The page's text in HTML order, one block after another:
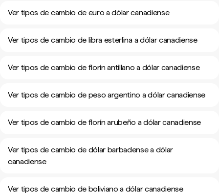
Ver tipos de cambio de euro a dólar canadiense
Ver tipos de cambio de libra esterlina a dólar canadiense
Ver tipos de cambio de florín antillano a dólar canadiense
Ver tipos de cambio de peso argentino a dólar canadiense
Ver tipos de cambio de florín arubeño a dólar canadiense
Ver tipos de cambio de dólar barbadense a dólar
canadiense
Ver tipos de cambio de boliviano a dólar canadiense